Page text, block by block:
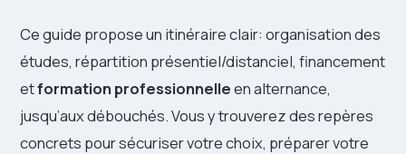
Ce guide propose un itinéraire clair: organisation des
études, répartition présentiel/distanciel, financement
etformation professionnelleen alternance,
jusqu’aux débouchés. Vous y trouverez des repères
concrets pour sécuriser votre choix, préparer votre